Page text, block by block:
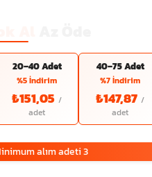
20–40 Adet
%5 İndirim
₺151,05
40–75 Adet
%7 İndirim
₺147,87
alım adeti 3